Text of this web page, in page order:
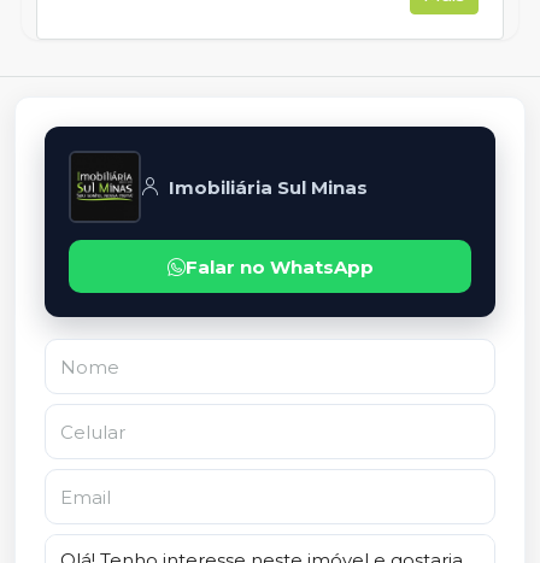
Imobiliária Sul Minas
Falar no WhatsApp